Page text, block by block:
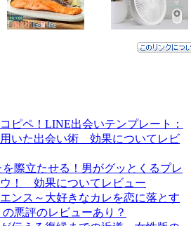
ピペ！LINE出会いテンプレート：
いた出会い術 効果についてレビ
際立たせる！男がグッとくるプレ
！ 効果についてレビュー
ンス～大好きなカレを恋に落とす
悪評のレビューあり？